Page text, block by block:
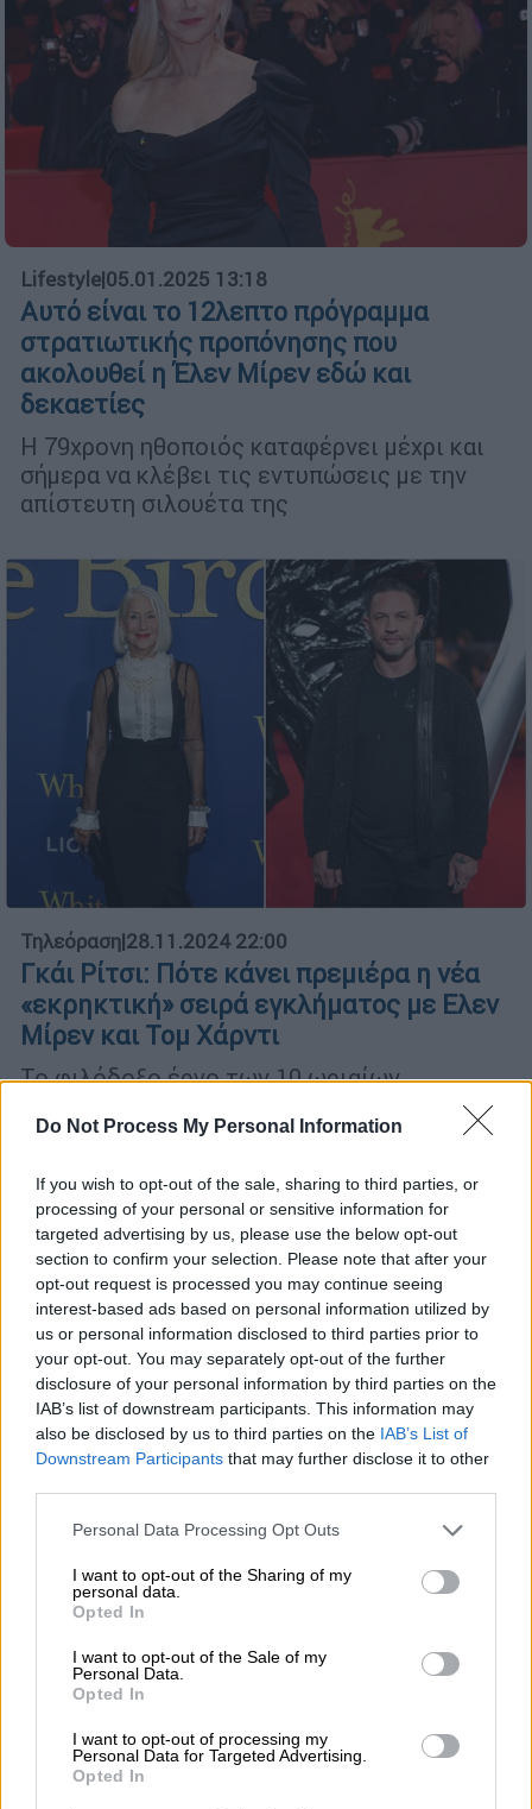
Do Not Process My Personal Information
If you wish to opt-out of the sale, sharing to third parties, or
processing of your personal or sensitive information for
targeted advertising by us, please use the below opt-out
section to confirm your selection. Please note that after your
opt-out request is processed you may continue seeing
interest-based ads based on personal information utilized by
us or personal information disclosed to third parties prior to
your opt-out. You may separately opt-out of the further
disclosure of your personal information by third parties on the
IAB’s list of downstream participants. This information may
also be disclosed by us to third parties on the IAB’s List of
Downstream Participants that may further disclose it to other
Please note that this website/app uses one or more Google
not limited to your visit or usage behaviour. You may click to
grant or deny consent to Google and its third-party tags to
use your data for below specified purposes in below Google
consent section.
Personal Data Processing Opt Outs
I want to opt-out of the Sharing of my
personal data.
Opted In
I want to opt-out of the Sale of my
Personal Data.
Opted In
I want to opt-out of processing my
Personal Data for Targeted Advertising.
Opted In
Lifestyle|05.01.2025 13:18
Αυτό είναι το 12λεπτο πρόγραμμα
στρατιωτικής προπόνησης που
ακολουθεί η Έλεν Μίρεν εδώ και
δεκαετίες
Η 79χρονη ηθοποιός καταφέρνει μέχρι και
σήμερα να κλέβει τις εντυπώσεις με την
απίστευτη σιλουέτα της
Τηλεόραση|28.11.2024 22:00
Γκάι Ρίτσι: Πότε κάνει πρεμιέρα η νέα
«εκρηκτική» σειρά εγκλήματος με Ελεν
Μίρεν και Τομ Χάρντι
Το φιλόδοξο έργο των 10 ωριαίων
επεισοδίων αναμένεται να κάνει πρεμιέρα
το 2025
Σινεμά|10.10.2024 19:00
Ελεν Μίρεν, Πιρς Μπρόσναν και Τομ
στο «The Associate» του Γκάι Ρίτσι
Το «The Associate» ακολουθεί την
πρόσφατη κωμωδία δράσης του Ρίτσι για το
Netflix «The Gentlemen»